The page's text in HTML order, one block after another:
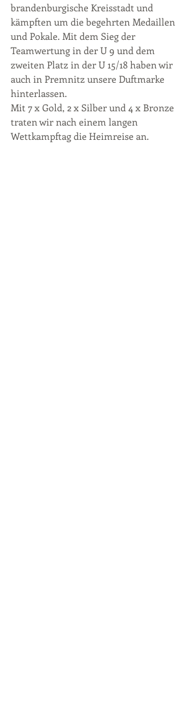
brandenburgische Kreisstadt und
kämpften um die begehrten Medaillen
und Pokale. Mit dem Sieg der
Teamwertung in der U 9 und dem
zweiten Platz in der U 15/18 haben wir
auch in Premnitz unsere Duftmarke
hinterlassen.
Mit 7 x Gold, 2 x Silber und 4 x Bronze
traten wir nach einem langen
Wettkampftag die Heimreise an.